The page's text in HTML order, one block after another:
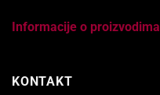
Informacije o proizvodima
KONTAKT